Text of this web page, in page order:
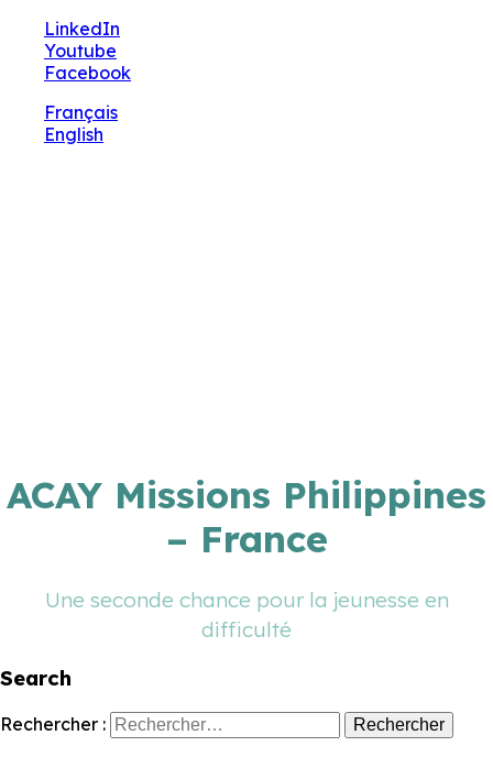
LinkedIn
Youtube
Facebook
Français
English
ACAY Missions Philippines
– France
Une seconde chance pour la jeunesse en
difficulté
Search
Rechercher :
🔧 Notre site fait peau neuve ! Informations et
charte graphique en cours de mise à jour : merci
pour votre patience.